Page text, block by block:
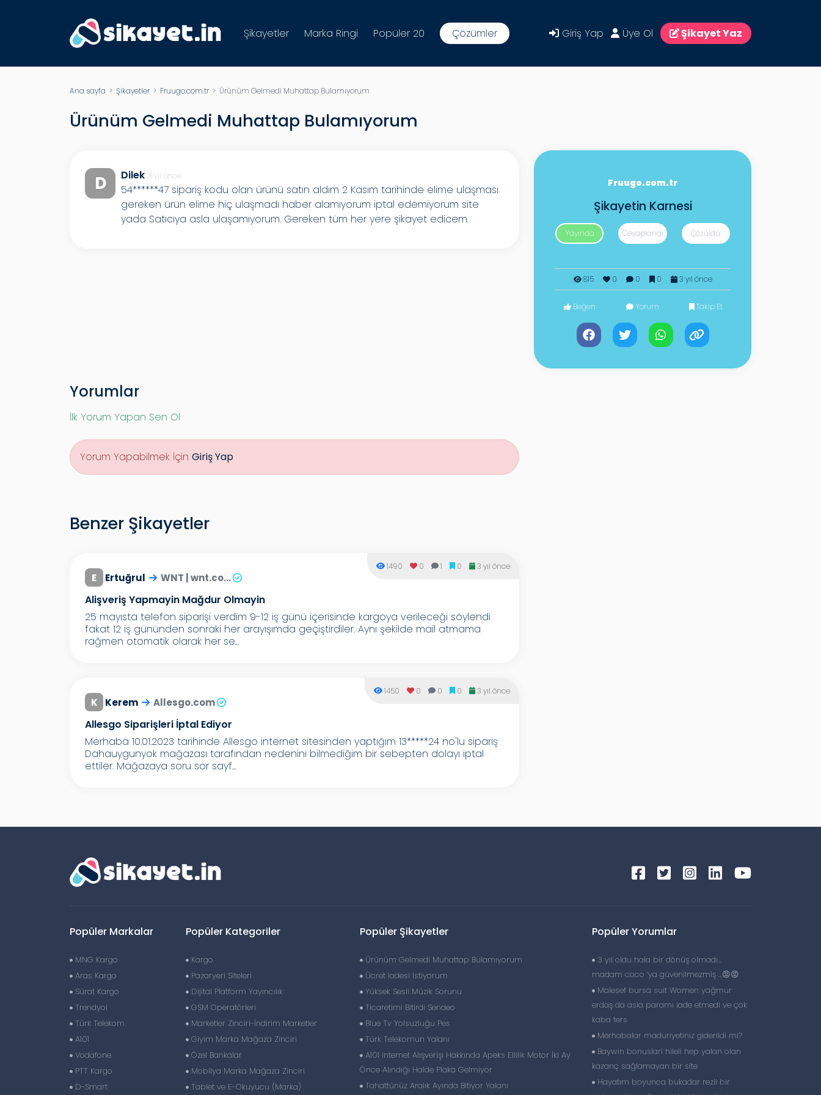
Şikayetler Marka Ringi Popüler 20 Çözümler Giriş Yap Üye Ol Şikayet Yaz
Ana sayfa > Şikayetler> Fruugo.com.tr> Ürünüm Gelmedi Muhattap Bulamıyorum
Ürünüm Gelmedi Muhattap Bulamıyorum
D Dilek 3 yıl önce
54******47 sipariş kodu olan ürünü satın aldım 2 Kasım tarihinde elime ulaşması
gereken ürün elime hiç ulaşmadı haber alamıyorum iptal edemiyorum site
yada Satıcıya asla ulaşamıyorum. Gereken tüm her yere şikayet edicem.
Fruugo.com.tr
Şikayetin Karnesi
Yayında Cevaplandı Çözüldü
815 0 0 0 3 yıl önce
Beğen Yorum Takip Et
Yorumlar
İlk Yorum Yapan Sen Ol
Yorum Yapabilmek İçin Giriş Yap
Benzer Şikayetler
E Ertuğrul WNT | wnt.co...
Alişveriş Yapmayin Mağdur Olmayin
1490 0 1 0 3 yıl önce
25 mayısta telefon siparişi verdim 9-12 iş günü içerisinde kargoya verileceği söylendi
fakat 12 iş gününden sonraki her arayışımda geçiştirdiler. Aynı şekilde mail atmama
rağmen otomatik olarak her se...
K Kerem Allesgo.com
Allesgo Siparişleri İptal Ediyor
1450 0 0 0 3 yıl önce
Merhaba 10.01.2023 tarihinde Allesgo internet sitesinden yaptığım 13*****24 no'lu sipariş
Dahauygunyok mağazası tarafından nedenini bilmediğim bir sebepten dolayı iptal
ettiler. Mağazaya soru sor sayf...
Popüler Markalar
MNG Kargo
Aras Kargo
Sürat Kargo
Trendyol
Türk Telekom
A101
Vodafone
PTT Kargo
D-Smart
Popüler Kategoriler
Kargo
Pazaryeri Siteleri
Dijital Platform Yayıncılık
GSM Operatörleri
Marketler Zinciri-İndirim Marketler
Giyim Marka Mağaza Zinciri
Özel Bankalar
Mobilya Marka Mağaza Zinciri
Tablet ve E-Okuyucu (Marka)
Popüler Şikayetler
Ürünüm Gelmedi Muhattap Bulamıyorum
Ücret Iadesi Istiyorum
Yüksek Sesli Müzik Sorunu
Ticaretimi Bitirdi Sendeo
Blue Tv Yolsuzluğu Pes
Türk Telekomun Yalanı
A101 Internet Alışverişi Hakkında Apeks Ellilik Motor İki Ay
Önce Alındığı Halde Plaka Gelmiyor
Tahattünüz Aralık Ayında Bitiyor Yalanı
Popüler Yorumlar
3 yıl oldu hala bir dönüş olmadı…
madam coco ‘ya güvenilmezmiş …😡😡
Malesef bursa suit Women yağmur
erdaş da asla paramı iade etmedi ve çok
kaba ters
Merhabalar maduriyetiniz giderildi mi?
Baywin bonuslari hileli hep yalan olan
kazanç sağlamayan bir site
Hayatım boyunca bukadar rezil bir